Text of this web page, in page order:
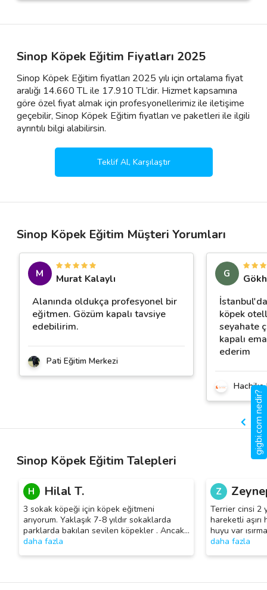
Sinop Köpek Eğitim Fiyatları 2025
Sinop Köpek Eğitim fiyatları 2025 yılı için ortalama fiyat
aralığı 14.660 TL ile 17.910 TL’dir. Hizmet kapsamına
göre özel fiyat almak için profesyonellerimiz ile iletişime
geçebilir, Sinop Köpek Eğitim fiyatları ve paketleri ile ilgili
ayrıntılı bilgi alabilirsin.
Teklif Al, Karşılaştır
Sinop Köpek Eğitim Müşteri Yorumları
M
Murat Kalaylı
Alanında oldukça profesyonel bir
eğitmen. Gözüm kapalı tavsiye
edebilirim.
Pati Eğitim Merkezi
G
köpek
seyahate
kapalı
ederim
Hachiko
Sinop Köpek Eğitim Talepleri
H Hilal T.
3 sokak köpeği için köpek eğitmeni
arıyorum. Yaklaşık 7-8 yıldır sokaklarda
parklarda bakılan sevilen köpekler . Ancak…
daha fazla
Z
Terrier cinsi 2
hareketli aşırı
huyu var
daha fazla
gigbi.com nedir?